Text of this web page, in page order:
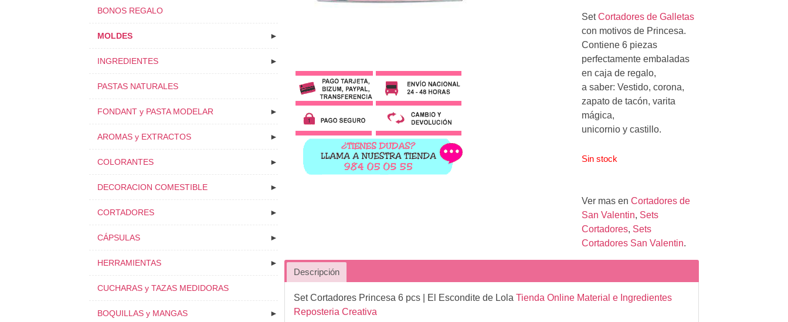
SetCortadores de Galletas
con motivos de Princesa.
Contiene 6 piezas
perfectamente embaladas
en caja de regalo,
a saber: Vestido, corona,
zapato de tacón, varita
mágica,
unicornio y castillo.
Sin stock
Ver mas en Cortadores de
San Valentin, Sets
Cortadores, Sets
Cortadores San Valentin.
Descripción
Set Cortadores Princesa 6 pcs| El Escondite de Lola Tienda Online Material e Ingredientes
Reposteria Creativa
BONOS REGALO
►
MOLDES
►
INGREDIENTES
PASTAS NATURALES
►
FONDANT y PASTA MODELAR
►
AROMAS y EXTRACTOS
►
COLORANTES
►
DECORACION COMESTIBLE
►
CORTADORES
►
CÁPSULAS
►
HERRAMIENTAS
CUCHARAS y TAZAS MEDIDORAS
►
BOQUILLAS y MANGAS